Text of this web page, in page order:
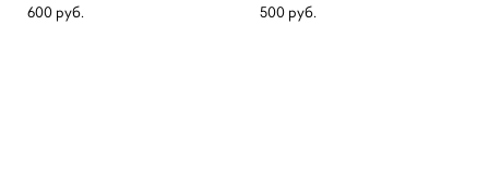
600 pуб.
500 pуб.